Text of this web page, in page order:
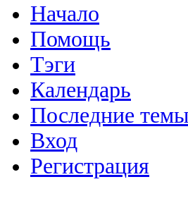
Начало
Помощь
Тэги
Календарь
Последние
Вход
Регистрация